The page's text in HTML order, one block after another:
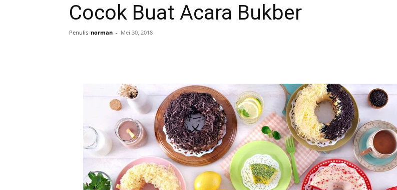
Cocok Buat Acara Bukber
Penulis norman - Mei 30, 2018